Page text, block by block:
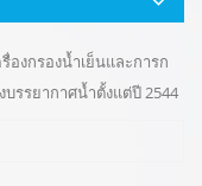
งกรองน้ำเย็นและการก
บรรยากาศน้ำตั้งแต่ปี 2544